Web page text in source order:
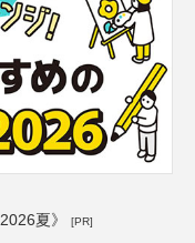
夏》 [PR]